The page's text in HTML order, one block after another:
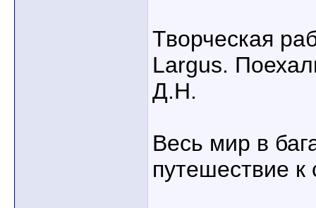
Творческая
Largus.
Д.Н.
Весь мир в
путешествие